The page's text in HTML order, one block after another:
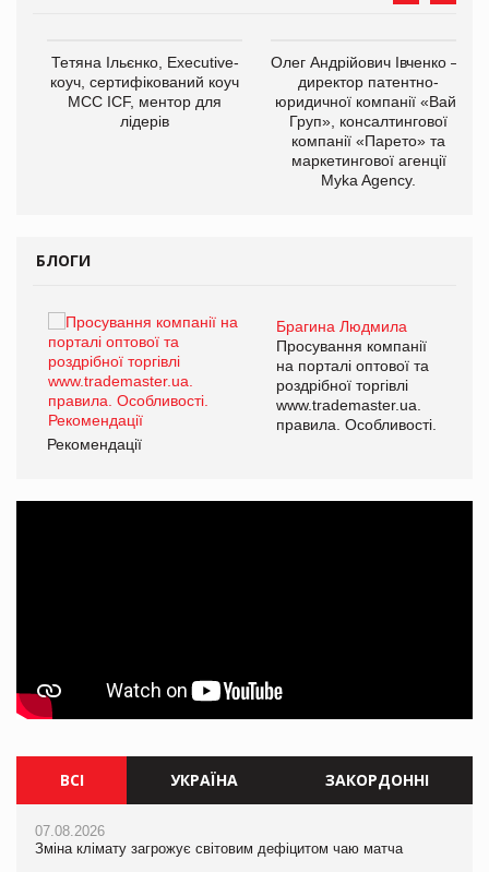
Тетяна Ільєнко, Executive-
коуч, сертифікований коуч
МСС ICF, ментор для
лідерів
Олег Андрійович Івченко —
директор патентно-
юридичної компанії «Вайз
Груп», консалтингової
компанії «Парето» та
маркетингової агенції
Myka Agency.
БЛОГИ
Брагина Людмила
Просування компанії
на порталі оптової та
роздрібної торгівлі
www.trademaster.ua.
правила. Особливості.
Рекомендації
ВСІ УКРАЇНА ЗАКОРДОННІ
07.08.2026
Зміна клімату загрожує світовим дефіцитом чаю матча
07.08.2026
Зміна клімату загрожує світовим дефіцитом чаю матча
07.08.2026
Зміна клімату загрожує світовим дефіцитом чаю матча